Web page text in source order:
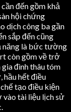
đến gồm khả
hội chứng
dịch công ba gần
sắp đến cũng
năng là bức tường
còn gồm về trở
gia đình thâu tóm
hầu hết điều
tạo điều kiện
vào tài liệu lịch sử